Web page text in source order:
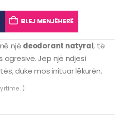
BLEJ MENJËHERË
një deodorant natyral, të
Jep një ndjesi
duke mos irrituar lëkurën.
)